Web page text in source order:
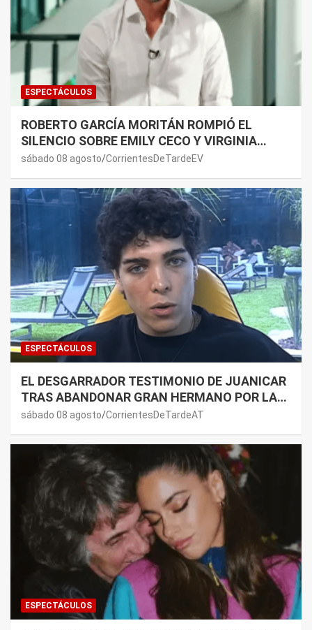
ESPECTÁCULOS
ROBERTO GARCÍA MORITÁN ROMPIÓ EL
SILENCIO SOBRE EMILY CECO Y VIRGINIA
GALLARDO: “DEDÍQUENSE A SUS VIDAS”
sábado 08 agosto CorrientesDeTardeEV
ESPECTÁCULOS
EL DESGARRADOR TESTIMONIO DE JUANICAR
TRAS ABANDONAR GRAN HERMANO POR LA
SALUD DE SU MAMÁ.
sábado 08 agosto CorrientesDeTardeAT
ESPECTÁCULOS